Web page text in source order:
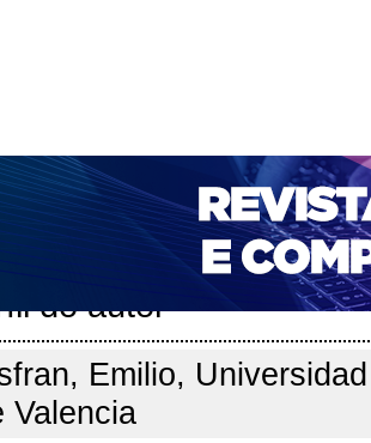
SOBRE ACESSO CADASTRO
PORTAL DE REVISTAS DA UNIFACS
NOVA SUBMISSÃO
do autor
Emilio,
Valencia